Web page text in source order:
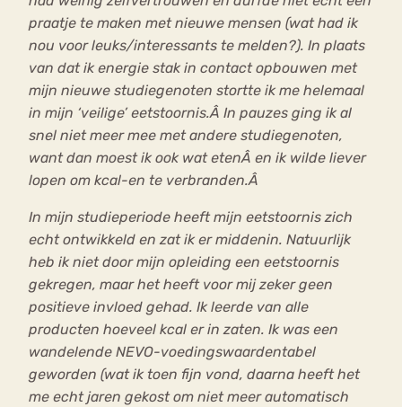
praatje te maken met nieuwe mensen (wat had ik
nou voor leuks/interessants te melden?). In plaats
van dat ik energie stak in contact opbouwen met
mijn nieuwe studiegenoten stortte ik me helemaal
in mijn ‘veilige’ eetstoornis.Â In pauzes ging ik al
snel niet meer mee met andere studiegenoten,
want dan moest ik ook wat etenÂ en ik wilde liever
lopen om kcal-en te verbranden.Â
In mijn studieperiode heeft mijn eetstoornis zich
echt ontwikkeld en zat ik er middenin. Natuurlijk
heb ik niet door mijn opleiding een eetstoornis
gekregen, maar het heeft voor mij zeker geen
positieve invloed gehad. Ik leerde van alle
producten hoeveel kcal er in zaten. Ik was een
wandelende NEVO-voedingswaardentabel
geworden (wat ik toen fijn vond, daarna heeft het
me echt jaren gekost om niet meer automatisch